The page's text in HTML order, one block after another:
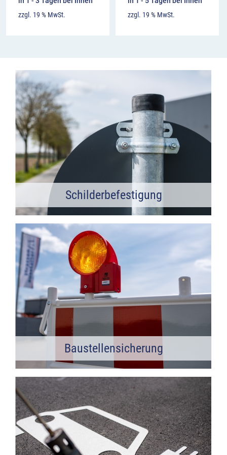
zzgl. 19 % MwSt.
zzgl. 19 % MwSt.
Schilderbefestigung
Baustellensicherung